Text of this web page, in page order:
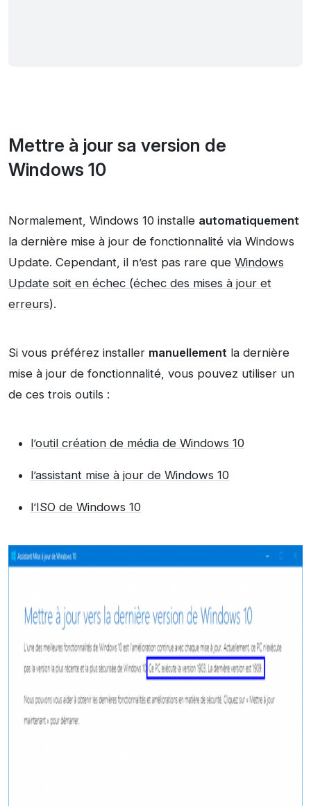
Mettre à jour sa version de
Windows 10
Normalement, Windows 10 installe automatiquement
la dernière mise à jour de fonctionnalité via Windows
Update. Cependant, il n’est pas rare que Windows
Update soit en échec (échec des mises à jour et
erreurs).
Si vous préférez installer manuellement la dernière
mise à jour de fonctionnalité, vous pouvez utiliser un
de ces trois outils :
l’outil création de média de Windows 10
l’assistant mise à jour de Windows 10
l’ISO de Windows 10